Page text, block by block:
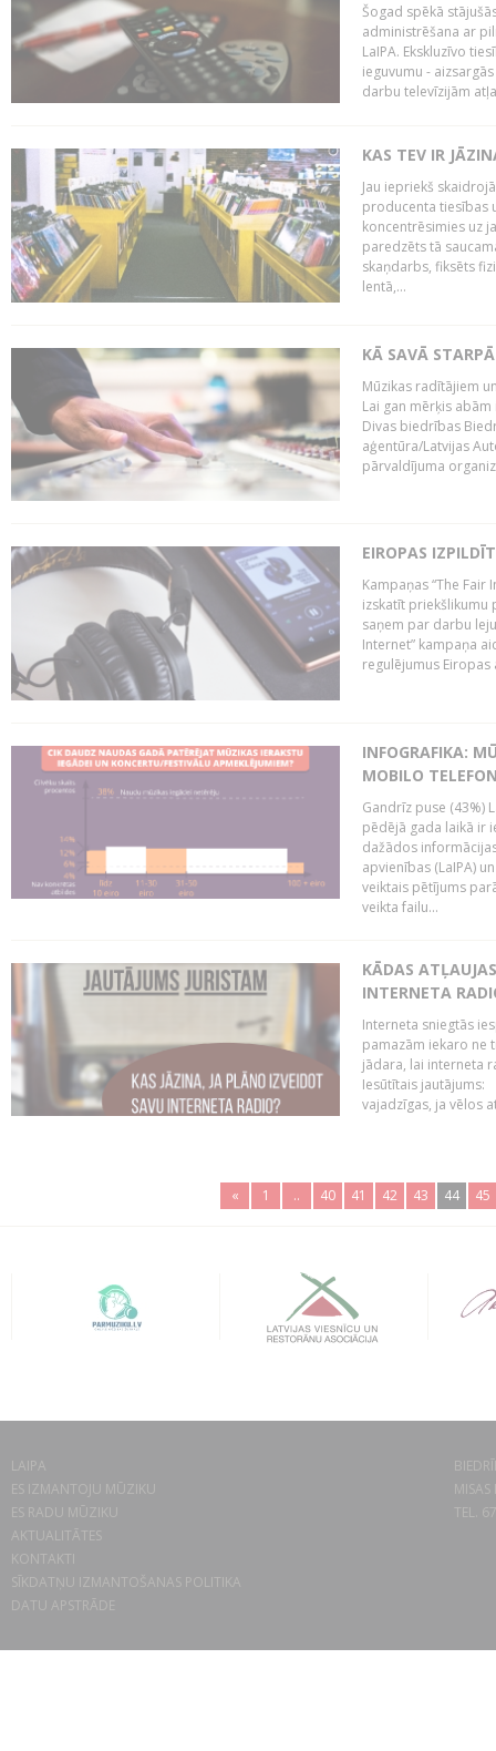
Šogad spēkā
administrēšana ar
LaIPA. Ekskluzīvo
ieguvumu -
darbu televīzijām
KAS TEV IR
Jau iepriekš
producenta tiesības
koncentrēsimies uz
paredzēts tā
skaņdarbs, fiksēts
lentā,...
KĀ SAVĀ
Mūzikas radītājiem
Lai gan mērķis
Divas biedrības
aģentūra/Latvijas
pārvaldījuma
EIROPAS
Kampaņas “The
izskatīt priekšlikumu
saņem par darbu
Internet” kampaņa
regulējumus
INFOGRAFIKA:
MOBILO
Gandrīz puse (43%)
pēdējā gada laikā ir
dažādos
apvienības (LaIPA)
veiktais pētījums
veikta failu...
KĀDAS
INTERNETA
Interneta sniegtās
pamazām iekaro ne
jādara, lai interneta
Iesūtītais jautājums:
vajadzīgas, ja vēlos
« 1 .. 40 41 42 43 44 45
LAIPA
ES IZMANTOJU MŪZIKU
ES RADU MŪZIKU
AKTUALITĀTES
KONTAKTI
SĪKDATŅU IZMANTOŠANAS POLITIKA
DATU APSTRĀDE
TEL.